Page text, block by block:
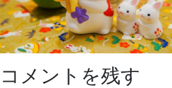
コメントを残す